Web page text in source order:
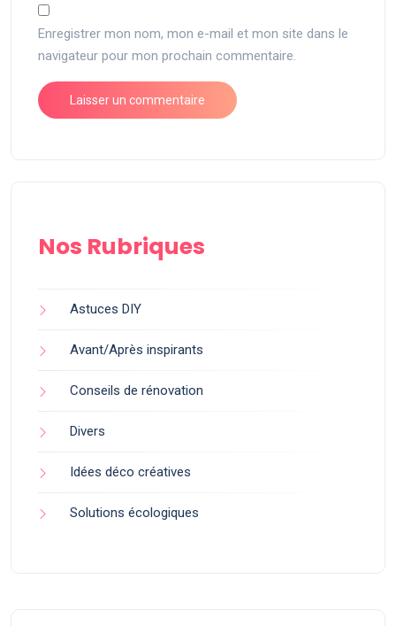
Enregistrer mon nom, mon e-mail et mon site dans le
navigateur pour mon prochain commentaire.
Nos Rubriques
Astuces DIY
Avant/Après inspirants
Conseils de rénovation
Divers
Idées déco créatives
Solutions écologiques